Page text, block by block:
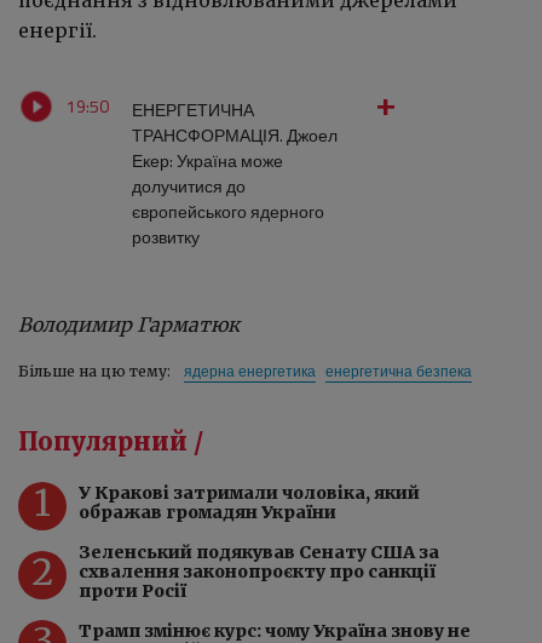
енергії.
19:50
ЕНЕРГЕТИЧНА
ТРАНСФОРМАЦІЯ. Джоел
Екер: Україна може
долучитися до
європейського ядерного
розвитку
Володимир Гарматюк
Більше на цю тему: ядерна енергетика енергетична безпека
Популярний /
1
У Кракові затримали чоловіка, який
ображав громадян України
2
Зеленський подякував Сенату США за
схвалення законопроєкту про санкції
проти Росії
Трамп змінює курс: чому Україна знову не